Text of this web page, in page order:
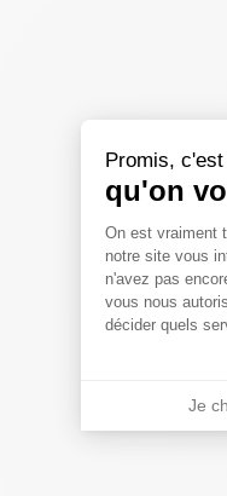
Promis,
qu'on
On est vraiment
notre site vous
n'avez pas
vous nous
décider quels
Je